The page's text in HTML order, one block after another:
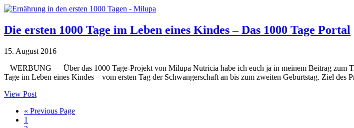
Die ersten 1000 Tage im Leben eines Kindes – Das 1000 Tage Portal
15. August 2016
– WERBUNG – Über das 1000 Tage-Projekt von Milupa Nutricia habe ich euch ja in meinem Beitrag zum
Tage im Leben eines Kindes – vom ersten Tag der Schwangerschaft an bis zum zweiten Geburtstag. Ziel des
View Post
« Go
Previous Page
Seite
1